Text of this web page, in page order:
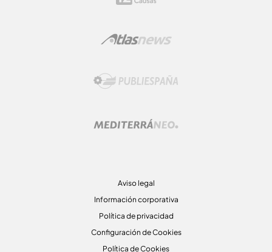
Aviso legal
Información corporativa
Política de privacidad
Configuración de Cookies
Política de Cookies